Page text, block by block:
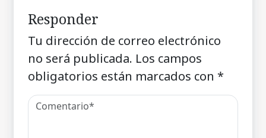
Responder
Tu dirección de correo electrónico
no será publicada. Los campos
obligatorios están marcados con *